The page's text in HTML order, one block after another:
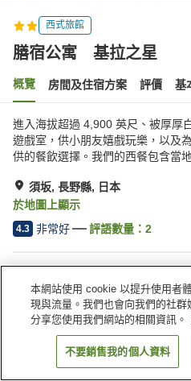
西式旅館
膳宿公寓 基拉之星
概覽 房間及住宿方案 評價 基
進入海拔超過 4,900 英尺、被厚厚
遊戲室，供小朋友嬉戲玩樂，以及
供的餐飲選擇。我們的西餐包含當
須坂, 長野縣, 日本
於地圖上顯示
4.3 非常好 評語數量： 2
Wi-Fi
指定吸煙區
日本 長野縣 須坂找客
本網站使用 cookie 以提升使用者
現與流量。我們也會向我們的社
分享您使用我們網站的相關資訊。
不要銷售我的個人資料